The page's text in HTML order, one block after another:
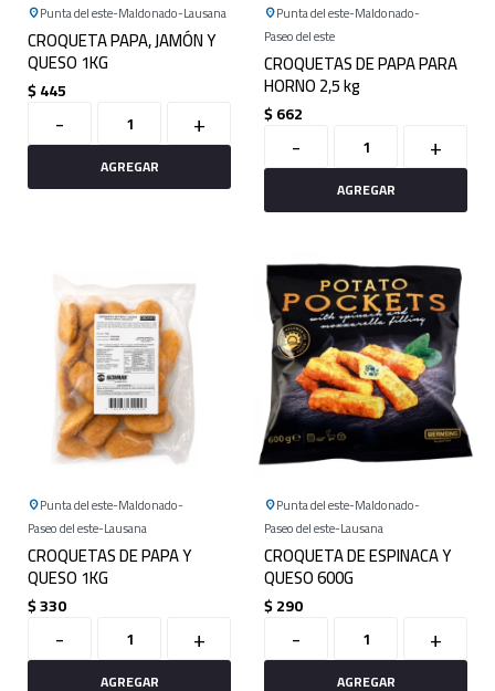
Punta del este Maldonado Lausana
CROQUETA PAPA, JAMÓN Y
QUESO 1KG
$445
- +
Punta del este Maldonado
Paseo del este
CROQUETAS DE PAPA PARA
HORNO 2,5 kg
$662
- +
Punta del este Maldonado
Paseo del este Lausana
CROQUETAS DE PAPA Y
QUESO 1KG
$330
- +
Punta del este Maldonado
Paseo del este Lausana
CROQUETA DE ESPINACA Y
QUESO 600G
$290
- +